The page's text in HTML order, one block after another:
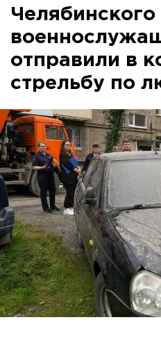
Челябинского
отправили в
стрельбу по